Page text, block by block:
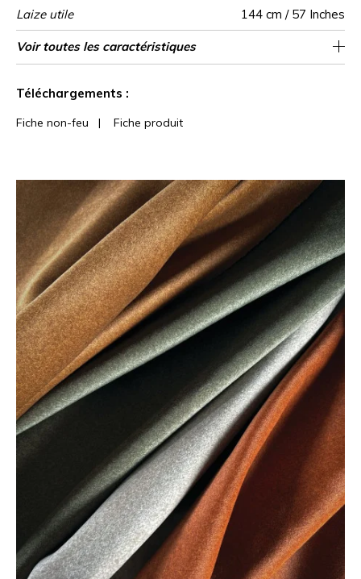
Laize utile 144 cm / 57 Inches
Rétrécissement <2%
Raccord Raccord libre
Test
Martindale
45000
Usage
martindale
Siège à usage intensif : >40,000 cycles
(Martindale) et/ou >30,000 doubles rubs
Wyzenbeek 35000
Sens De large
Poids g/m² 507
Performance
Accoustique
aw - 0.15
Usage
Entretien
Pays d'origine Chine
Voir toutes les caractéristiques
Téléchargements :
Fiche non-feu | Fiche produit